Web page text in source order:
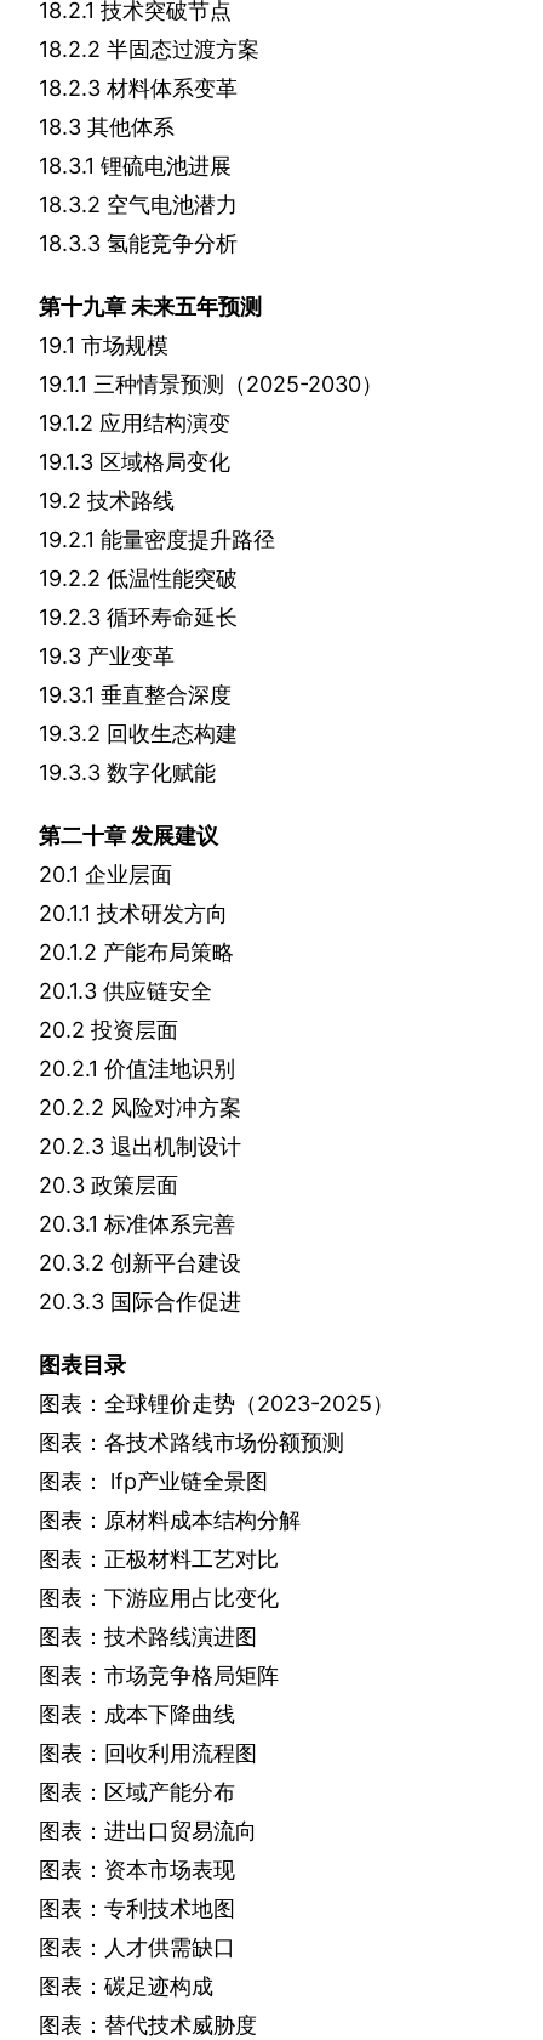
18.2.1 技术突破节点
18.2.2 半固态过渡方案
18.2.3 材料体系变革
18.3 其他体系
18.3.1 锂硫电池进展
18.3.2 空气电池潜力
18.3.3 氢能竞争分析
第十九章 未来五年预测
19.1 市场规模
19.1.1 三种情景预测（2025-2030）
19.1.2 应用结构演变
19.1.3 区域格局变化
19.2 技术路线
19.2.1 能量密度提升路径
19.2.2 低温性能突破
19.2.3 循环寿命延长
19.3 产业变革
19.3.1 垂直整合深度
19.3.2 回收生态构建
19.3.3 数字化赋能
第二十章发展建议
20.1 企业层面
20.1.1 技术研发方向
20.1.2 产能布局策略
20.1.3 供应链安全
20.2 投资层面
20.2.1 价值洼地识别
20.2.2 风险对冲方案
20.2.3 退出机制设计
20.3 政策层面
20.3.1 标准体系完善
20.3.2 创新平台建设
20.3.3 国际合作促进
图表目录
图表：全球锂价走势（2023-2025）
图表：各技术路线市场份额预测
图表：
lfp产业链全景图
图表：原材料成本结构分解
图表：正极材料工艺对比
图表：下游应用占比变化
图表：技术路线演进图
图表：市场竞争格局矩阵
图表：成本下降曲线
图表：回收利用流程图
图表：区域产能分布
图表：进出口贸易流向
图表：资本市场表现
图表：专利技术地图
图表：人才供需缺口
图表：碳足迹构成
图表：替代技术威胁度